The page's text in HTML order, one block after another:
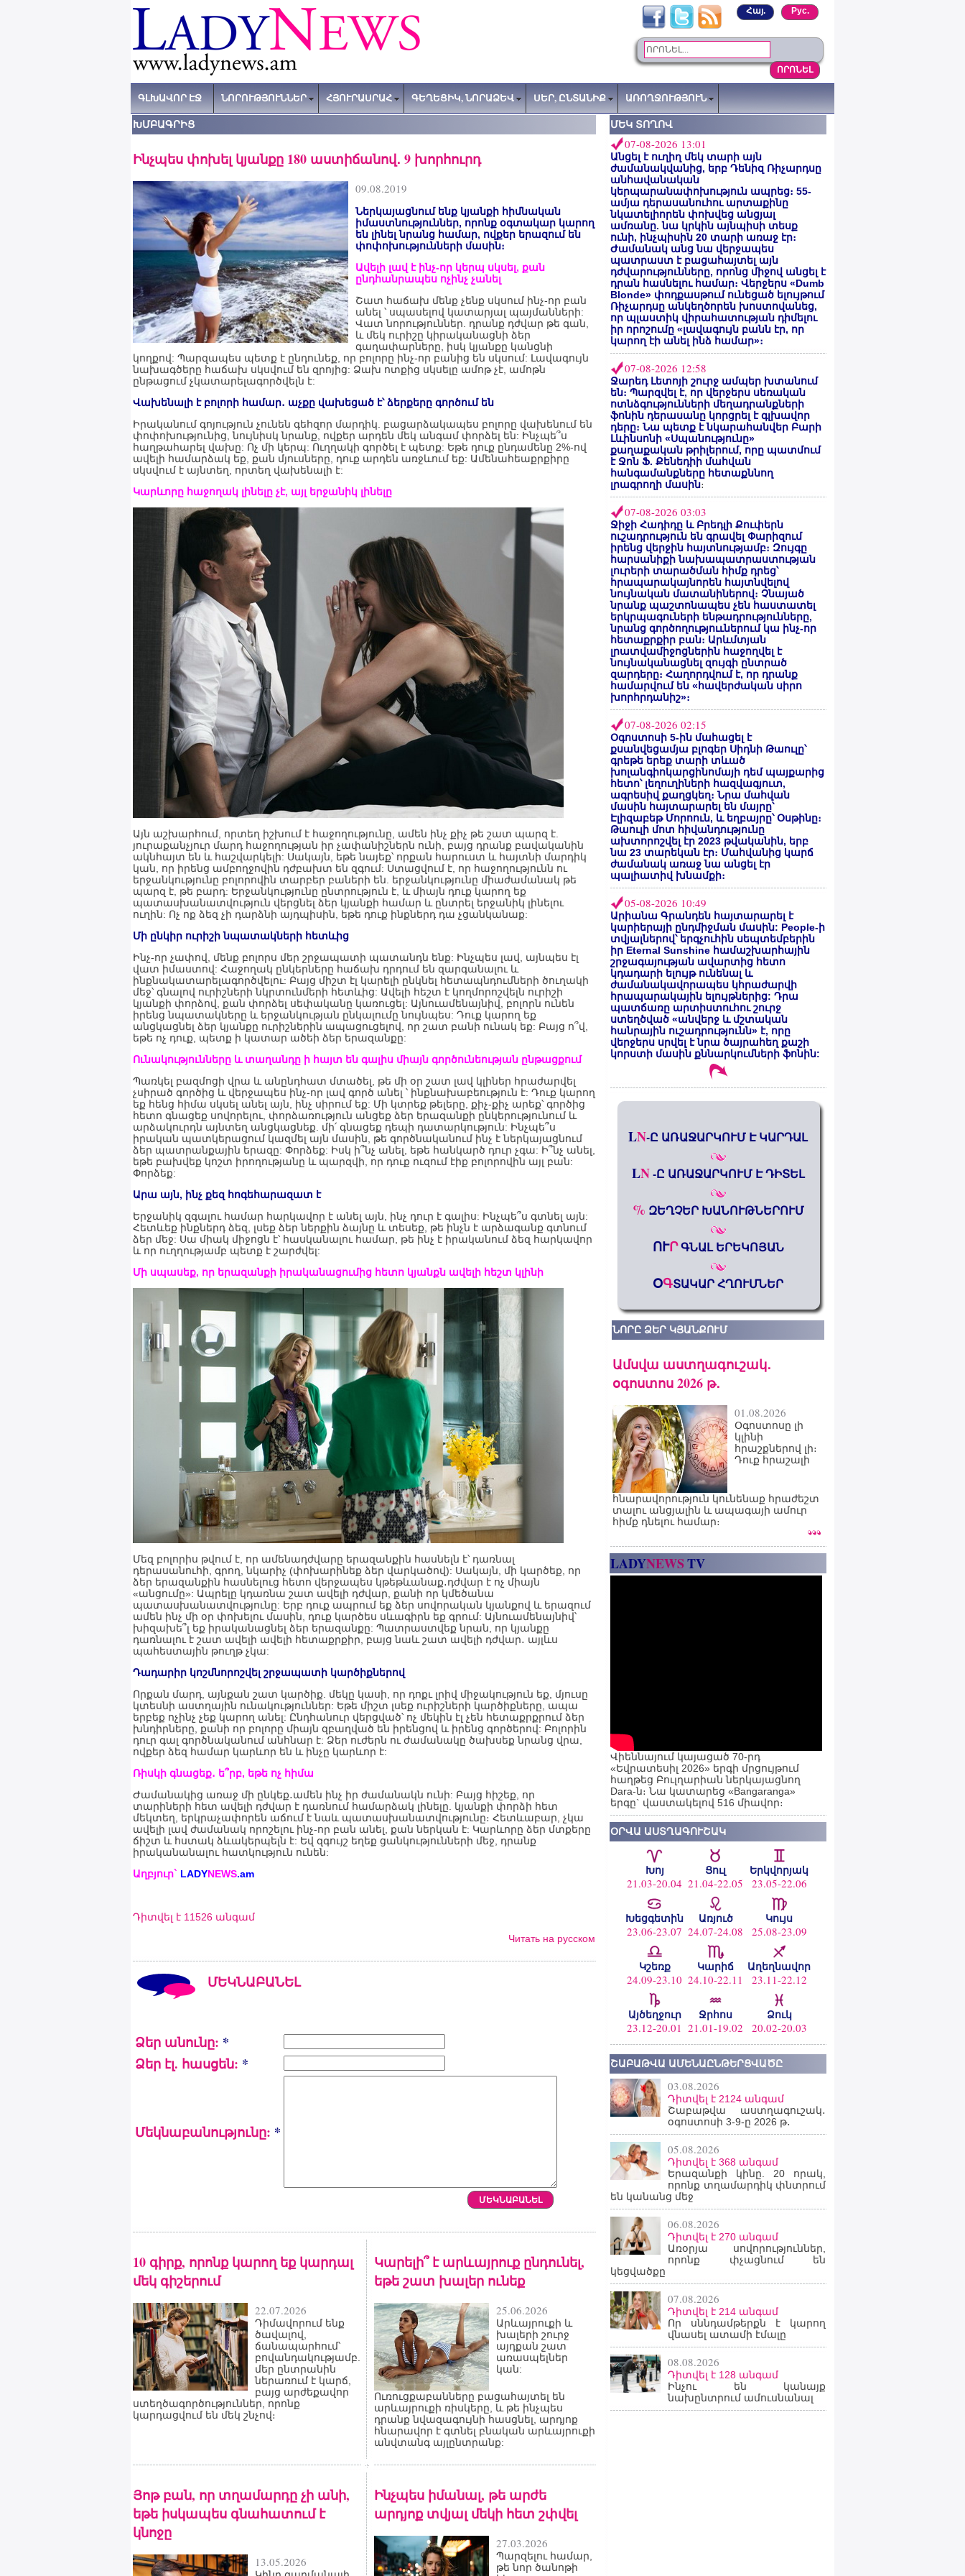
Рус.
Հայ.
ԳԼԽԱՎՈՐ ԷՋ ՆՈՐՈՒԹՅՈՒՆՆԵՐ ՀՅՈՒՐԱՍՐԱՀ ԳԵՂԵՑԻԿ, ՆՈՐԱՁԵՎ ՍԵՐ, ԸՆՏԱՆԻՔ ԱՌՈՂՋՈՒԹՅՈՒՆ
ԽՄԲԱԳՐԻՑ
Ինչպես փոխել կյանքը 180 աստիճանով․ 9 խորհուրդ
09.08.2019
Ներկայացնում ենք կյանքի հիմնական
իմաստնություններ, որոնք օգտակար կարող
են լինել նրանց համար, ովքեր երազում են
փոփոխությունների մասին։
Ավելի լավ է ինչ-որ կերպ սկսել, քան
ընդհանրապես ոչինչ չանել
Շատ հաճախ մենք չենք սկսում ինչ-որ բան
անել ՝ սպասելով կատարյալ պայմանների:
Վատ նորություններ. դրանք դժվար թե գան,
և մեկ ուրիշը կիրականացնի ձեր
գաղափարները, իսկ կյանքը կանցնի
կողքով: Պարզապես պետք է ընդունեք, որ բոլորը ինչ-որ բանից են սկսում: Լավագույն
նախագծերը հաճախ սկսվում են զրոյից: Ձախ ոտքից սկսելը ամոթ չէ, ամոթն
ընթացում չկատարելագործվելն է:
Վախենալի է բոլորի համար․ աչքը վախեցած է՝ ձերքերը գործում են
Իրականում գոյություն չունեն գեհզոր մարդիկ. բացարձակապես բոլորը վախենում են
փոփոխությունից, նույնիսկ նրանք, ովքեր արդեն մեկ անգամ փորձել են: Ինչպե՞ս
հաղթահարել վախը: Ոչ մի կերպ: Ուղղակի գործել է պետք: Եթե դուք ընդամենը 2%-ով
ավելի համարձակ եք, քան մյուսները, դուք արդեն առջևում եք: Ամենահեաքրքիրը
սկսվում է այնտեղ, որտեղ վախենալի է:
Կարևորը հաջողակ լինելը չէ, այլ երջանիկ լինելը
Այն աշխարհում, որտեղ իշխում է հաջողությունը, ամեն ինչ քիչ թե շատ պարզ է.
յուրաքանչյուր մարդ հաջողության իր չափանիշներն ունի, բայց դրանք բավականին
ակնհայտ են և հաշվարկելի: Սակայն, եթե նայեք՝ որքան հարուստ և հայտնի մարդիկ
կան, որ իրենց ամբողջովին դժբախտ են զգում: Ստացվում է, որ հաջողությունն ու
երջանկությունը բոլորովին տարբեր բաների են. երջանկությունը միաժամանակ թե
պարզ է, թե բարդ: Երջանկությունը ընտրություն է, և միայն դուք կարող եք
պատասխանատվություն վերցնել ձեր կյանքի համար և ընտրել երջանիկ լինելու
ուղին: Ոչ ոք ձեզ չի դարձնի այդպիսին, եթե դուք ինքներդ դա չցանկանաք:
Մի ընկիր ուրիշի նպատակների հետևից
Ինչ-որ չափով, մենք բոլորս մեր շրջապատի պատանդն ենք: Ինչպես լավ, այնպես էլ
վատ իմաստով: Հաջողակ ընկերները հաճախ դրդում են զարգանալու և
ինքնակատարելագործվելու: Բայց միշտ էլ կարելի ընկնել հետապնդումների ծուղակի
մեջ՝ գնալով ուրիշների նկրտունմերի հետևից: Ավելի հեշտ է կողմորոշվելն ուրիշի
կյանքի փորձով, քան փորձել սեփականը կառուցել: Այնուամենայնիվ, բոլորն ունեն
իրենց նպատակները և երջանկության ընկալումը նույնպես: Դուք կարող եք
անցկացնել ձեր կյանքը ուրիշներին ապացուցելով, որ շատ բանի ունակ եք: Բայց ո՞վ,
եթե ոչ դուք, պետք ի կատար ածեի ձեր երազանքը:
Ունակությունները և տաղանդը ի հայտ են գալիս միայն գործունեության ընթացքում
Պառկել բազմոցի վրա և անընդհատ մտածել, թե մի օր շատ լավ կլիներ հրաժարվել
չսիրած գործից և վերջապես ինչ-որ լավ գործ անել ՝ ինքնախաբեություն է: Դուք կարող
եք հենց հիմա սկսել անել այն, ինչ սիրում եք: Մի կտրեք թելերը, քիչ-քիչ արեք՝ գործից
հետո գնացեք սովորելու, փորձառություն անցեք ձեր երազանքի ընկերությունում և
արձակուրդն այնտեղ անցկացնեք. մի՛ գնացեք դեպի դատարկություն: Ինչպե՞ս
իրական պատկերացում կազմել այն մասին, թե գործնականում ինչ է ներկայացնում
ձեր պատրանքային երազը: Փորձեք: Իսկ ի՞նչ անել, եթե հանկարծ դուր չգա: Ի՞նչ անել,
եթե բախվեք կոշտ իրողությանը և պարզվի, որ դուք ուզում էիք բոլորովին այլ բան:
Փորձեք:
Արա այն, ինչ քեզ հոգեհարազատ է
Երջանիկ զգալու համար հարկավոր է անել այն, ինչ դուր է գալիս: Ինչպե՞ս գտնել այն:
Հետևեք ինքներդ ձեզ, լսեք ձեր ներքին ձայնը և տեսեք, թե ինչն է արձագանք գտնում
ձեր մեջ: Սա միակ միջոցն է՝ հասկանալու համար, թե ինչ է իրականում ձեզ հարկավոր
և որ ուղղությամբ պետք է շարժվել:
Մի սպասեք, որ երազանքի իրականացումից հետո կյանքն ավելի հեշտ կլինի
Մեզ բոլորիս թվում է, որ ամենադժվարը երազանքին հասնելն է՝ դառնալ
դերասանուհի, գրող, նկարիչ (փոխարինեք ձեր վարկածով): Սակայն, մի կարծեք, որ
ձեր երազանքին հասնելուց հետո վերջապես կթեթևանաք․դժվար է ոչ միայն
«անցումը»: Ապրելը կդառնա շատ ավելի դժվար, քանի որ կմեծանա
պատասխանատվությունը: Երբ դուք ապրում եք ձեր սովորական կյանքով և երազում
ամեն ինչ մի օր փոխելու մասին, դուք կարծես սևագիրն եք գրում: Այնուամենայնիվ՝
խիզախե՞լ եք իրականացնել ձեր երազանքը: Պատրաստվեք նրան, որ կյանքը
դառնալու է շատ ավելի ավելի հետաքրքիր, բայց նաև շատ ավելի դժվար․ այլևս
պահեստային թուղթ չկա:
Դադարիր կոշմնորոշվել շրջապատի կարծիքներով
Որքան մարդ, այնքան շատ կարծիք. մեկը կասի, որ դոքւ լրիվ միջակություն եք, մյուսը
կտեսնի աստղային ունակություններ: Եթե միշտ լսեք ուրիշների կարծիքները, ապա
երբեք ոչինչ չեք կարող անել: Ընդհանուր վերցված՝ ոչ մեկին էլ չեն հետաքրքրում ձեր
խնդիրները, քանի որ բոլորը միայն զբաղված են իրենցով և իրենց գործերով: Բոլորին
դուր գալ գործնականում անհնար է: Ձեր ուժերն ու ժամանակը ծախսեք նրանց վրա,
ովքեր ձեզ համար կարևոր են և ինչը կարևոր է:
Ռիսկի գնացեք․ ե՞րբ, եթե ոչ հիմա
Ժամանակից առաջ մի ընկեք․ամեն ինչ իր ժամանակն ունի: Բայց հիշեք, որ
տարիների հետ ավելի դժվար է դառնում համարձակ լինելը. կյանքի փորձի հետ
մեկտեղ, երկրաչափորեն աճում է նաև պատասխանատվությունը։ Հետևաբար, չկա
ավելի լավ ժամանակ որոշելու ինչ-որ բան անել, քան ներկան է: Կարևորը ձեր մտքերը
ճիշտ և հստակ ձևակերպելն է: Եվ զգույշ եղեք ցանկությունների մեջ, դրանք
իրականանալու հատկություն ունեն:
Աղբյուր` LADYNEWS.am
Դիտվել է 11526 անգամ
Читать на русском
ՄԵԿՆԱԲԱՆԵԼ
Ձեր անունը: *
Ձեր էլ. հասցեն: *
Մեկնաբանությունը: *
10 գիրք, որոնք կարող եք կարդալ
մեկ գիշերում
22.07.2026
Դիմավորում ենք
ծավալով,
ճանապարհում՝
բովանդակությամբ.
մեր ընտրանին
ներառում է կարճ,
բայց արժեքավոր
ստեղծագործություններ, որոնք
կարդացվում են մեկ շնչով։
Կարելի՞ է արևայրուք ընդունել,
եթե շատ խալեր ունեք
25.06.2026
Արևայրուքի և
խալերի շուրջ
այդքան շատ
առասպելներ
կան:
Ուռուցքաբանները բացահայտել են
արևայրուքի ռիսկերը, և թե ինչպես
դրանք նվազագույնի հասցնել, արդյոք
հնարավոր է գտնել բնական արևայրուքի
անվտանգ այլընտրանք:
Յոթ բան, որ տղամարդը չի անի,
եթե իսկապես գնահատում է
կնոջը
13.05.2026
Ինչպես իմանալ, թե արժե
արդյոք տվյալ մեկի հետ շփվել
27.03.2026
Պարզելու համար,
թե նոր ծանոթի
ՄԵԿ ՏՈՂՈՎ
07-08-2026 13:01
Անցել է ուղիղ մեկ տարի այն
ժամանակվանից, երբ Դենիզ Ռիչարդսը
անհավանական
կերպարանափոխություն ապրեց։ 55-
ամյա դերասանուհու արտաքինը
նկատելիորեն փոխվեց անցյալ
ամռանը. նա կրկին այնպիսի տեսք
ունի, ինչպիսին 20 տարի առաջ էր։
Ժամանակ անց նա վերջապես
պատրաստ է բացահայտել այն
դժվարությունները, որոնց միջով անցել է
դրան հասնելու համար։ Վերջերս «Dumb
Blonde» փոդքասթում ունեցած ելույթում
Ռիչարդսը անկեղծորեն խոստովանեց,
որ պլաստիկ վիրահատության դիմելու
իր որոշումը «լավագույն բանն էր, որ
կարող էի անել ինձ համար»։
07-08-2026 12:58
Ջարեդ Լետոյի շուրջ ամպեր խտանում
են։ Պարզվել է, որ վերջերս սեռական
ոտնձգությունների մեղադրանքների
ֆոնին դերասանը կորցրել է գլխավոր
դերը։ Նա պետք է նկարահանվեր Բարի
Լևինսոնի «Սպանությունը»
քաղաքական թրիլերում, որը պատմում
է Ջոն Ֆ. Քենեդիի մահվան
հանգամանքները հետաքննող
լրագրողի մասին։
07-08-2026 03:03
Ջիջի Հադիդը և Բրեդլի Քուփերն
ուշադրություն են գրավել Փարիզում
իրենց վերջին հայտնությամբ։ Զույգը
հարսանիքի նախապատրաստության
լուրերի տարածման հիմք դրեց՝
հրապարակայնորեն հայտնվելով
նույնական մատանիներով։ Չնայած
նրանք պաշտոնապես չեն հաստատել
երկրպագուների ենթադրությունները,
նրանց գործողություւներում կա ինչ-որ
հետաքրքիր բան։ Արևմտյան
լրատվամիջոցներին հաջողվել է
նույնականացնել զույգի ընտրած
զարդերը։ Հաղորդվում է, որ դրանք
համարվում են «հավերժական սիրո
խորհրդանիշ»։
07-08-2026 02:15
Օգոստոսի 5-ին մահացել է
քսանվեցամյա բլոգեր Սիդնի Թաուլը՝
գրեթե երեք տարի տևած
խոլանգիոկարցինոմայի դեմ պայքարից
հետո՝ լեղուղիների հազվագյուտ,
ագրեսիվ քաղցկեղ։ Նրա մահվան
մասին հայտարարել են մայրը՝
Էլիզաբեթ Մորոուն, և եղբայրը՝ Օսթինը։
Թաուլի մոտ հիվանդությունը
ախտորոշվել էր 2023 թվականին, երբ
նա 23 տարեկան էր։ Մահվանից կարճ
ժամանակ առաջ նա անցել էր
պալիատիվ խնամքի։
05-08-2026 10:49
Արիանա Գրանդեն հայտարարել է
կարիերայի ընդմիջման մասին: People-ի
տվյալներով՝ երգչուհին սեպտեմբերին
իր Eternal Sunshine համաշխարհային
շրջագայության ավարտից հետո
կդադարի ելույթ ունենալ և
ժամանակավորապես կհրաժարվի
հրապարակային ելույթներից: Դրա
պատճառը արտիստուհու շուրջ
ստեղծված «անվերջ և մշտական
հանրային ուշադրությունն» է, որը
վերջերս սրվել է նրա ծայրահեղ քաշի
կորստի մասին քննարկումների ֆոնին:
LN-Ը ԱՌԱՋԱՐԿՈՒՄ Է ԿԱՐԴԱԼ
LN-Ը ԱՌԱՋԱՐԿՈՒՄ Է ԴԻՏԵԼ
% ԶԵՂՉԵՐ ԽԱՆՈՒԹՆԵՐՈՒՄ
ՈՒՐԳՆԱԼ ԵՐԵԿՈՅԱՆ
ՕԳՏԱԿԱՐ ՀՂՈՒՄՆԵՐ
ՆՈՐԸ ՁԵՐ ԿՅԱՆՔՈՒՄ
Ամսվա աստղագուշակ․
օգոստոս 2026 թ․
01.08.2026
Օգոստոսը լի
կլինի
հրաշքներով լի։
Դուք հրաշալի
հնարավորություն կունենաք հրաժեշտ
տալու անցյալին և ապագայի ամուր
հիմք դնելու համար։
LADYNEWSTV
Վիեննայում կայացած 70-րդ
«Եվրատեսիլ 2026» երգի մրցույթում
հաղթեց Բուլղարիան ներկայացնող
Dara-ն։ Նա կատարեց «Bangaranga»
երգը` վաստակելով 516 միավոր։
ՕՐՎԱ ԱՍՏՂԱԳՈՒՇԱԿ
Խոյ
21.03-20.04
Ցուլ
21.04-22.05
Երկվորյակ
23.05-22.06
Խեցգետին
23.06-23.07
Առյուծ
24.07-24.08
Կույս
25.08-23.09
Կշեռք
24.09-23.10
Կարիճ
24.10-22.11
Աղեղնավոր
23.11-22.12
Այծեղջուր
23.12-20.01
Ջրհոս
21.01-19.02
Ձուկ
20.02-20.03
ՇԱԲԱԹՎԱ ԱՄԵՆԱԸՆԹԵՐՑՎԱԾԸ
03.08.2026
Դիտվել է 2124 անգամ
Շաբաթվա աստղագուշակ․
օգոստոսի 3-9-ը 2026 թ․
05.08.2026
Դիտվել է 368 անգամ
Երազանքի կինը. 20 որակ,
որոնք տղամարդիկ փնտրում
են կանանց մեջ
06.08.2026
Դիտվել է 270 անգամ
Առօրյա սովորություններ,
որոնք փչացնում են
կեցվածքը
07.08.2026
Դիտվել է 214 անգամ
Որ սննդամթերքն է կարող
վնասել ատամի էմալը
08.08.2026
Դիտվել է 128 անգամ
Ինչու են կանայք
նախընտրում ամուսնանալ